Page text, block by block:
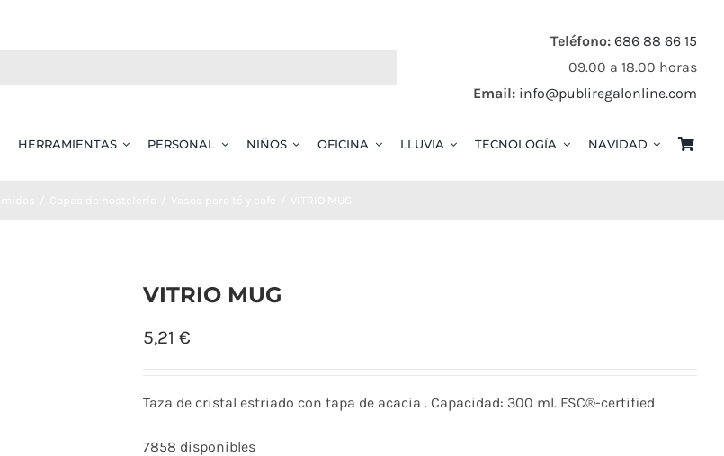
Teléfono: 686 88 66 15
09.00 a 18.00 horas
Email: info@publiregalonline.com
HERRAMIENTAS PERSONAL NIÑOS OFICINA LLUVIA TECNOLOGÍA NAVIDAD
VITRIO MUG
5,21 €
Taza de cristal estriado con tapa de acacia . Capacidad: 300 ml. FSC®-certified
7858 disponibles